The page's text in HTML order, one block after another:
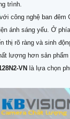
trình.
với công nghệ ban đêm
ánh sáng yếu. Ở
thị rõ ràng và sinh
lượng hơn sản
VN là lựa chọn